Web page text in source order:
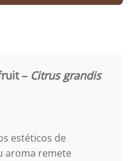
– Citrus grandis
estéticos de
aroma remete